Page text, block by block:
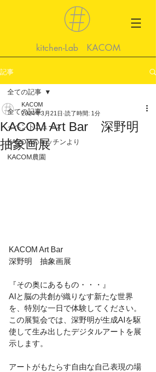
kitchen-Lab KACOM
記事
全ての記事
イベントニュース
KACOMのキッチンより
KACOM農園
全ての記事
KACOM Art Bar 深野明
抽象画展
KACOM
2024年3月21日 読了時間: 1分
KACOM Art Bar
深野明　抽象画展
『その奥にあるもの・・・』
AIと脳の共創が織りなす新たな世界
を、特別な一日で体験してください。
この展覧会では、深野明が生成AIを駆
使して生み出したデジタルアートを展
示します。
アートがもたらす自由な自己表現の場